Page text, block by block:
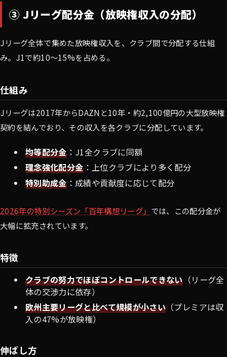
③ Jリーグ配分金（放映権収入の分配）
Jリーグ全体で集めた放映権収入を、クラブ間で分配する仕組
み。J1で約10〜15%を占める。
仕組み
Jリーグは2017年からDAZNと10年・約2,100億円の大型放映権
契約を結んでおり、その収入を各クラブに分配しています。
均等配分金：J1全クラブに同額
理念強化配分金：上位クラブにより多く配分
特別助成金：成績や貢献度に応じて配分
2026年の特別シーズン「百年構想リーグ」 では、この配分金が
大幅に拡充されています。
特徴
クラブの努力でほぼコントロールできない（リーグ全
体の交渉力に依存）
欧州主要リーグと比べて規模が小さい （プレミアは収
入の47%が放映権）
伸ばし方